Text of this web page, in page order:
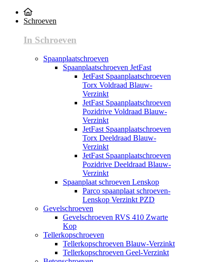
Schroeven
In Schroeven
Spaanplaatschroeven
Spaanplaatschroeven JetFast
JetFast Spaanplaatschroeven
Torx Voldraad Blauw-
Verzinkt
JetFast Spaanplaatschroeven
Pozidrive Voldraad Blauw-
Verzinkt
JetFast Spaanplaatschroeven
Torx Deeldraad Blauw-
Verzinkt
JetFast Spaanplaatschroeven
Pozidrive Deeldraad Blauw-
Verzinkt
Spaanplaat schroeven Lenskop
Parco spaanplaat schroeven-
Lenskop Verzinkt PZD
Gevelschroeven
Gevelschroeven RVS 410 Zwarte
Kop
Tellerkopschroeven
Tellerkopschroeven Blauw-Verzinkt
Tellerkopschroeven Geel-Verzinkt